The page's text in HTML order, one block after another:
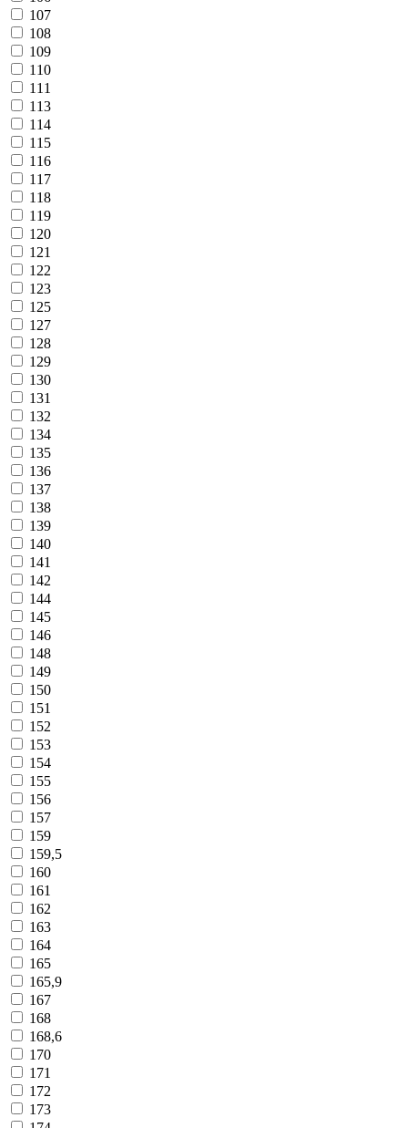
107
108
109
110
111
113
114
115
116
117
118
119
120
121
122
123
125
127
128
129
130
131
132
134
135
136
137
138
139
140
141
142
144
145
146
148
149
150
151
152
153
154
155
156
157
159
159,5
160
161
162
163
164
165
165,9
167
168
168,6
170
171
172
173